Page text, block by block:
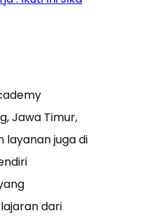
Jawa Timur,
juga di
dari